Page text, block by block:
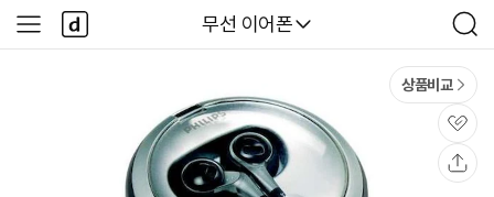
다나와
무선 이어폰
검
색
사
이
다
나
와
상품비교
관
심